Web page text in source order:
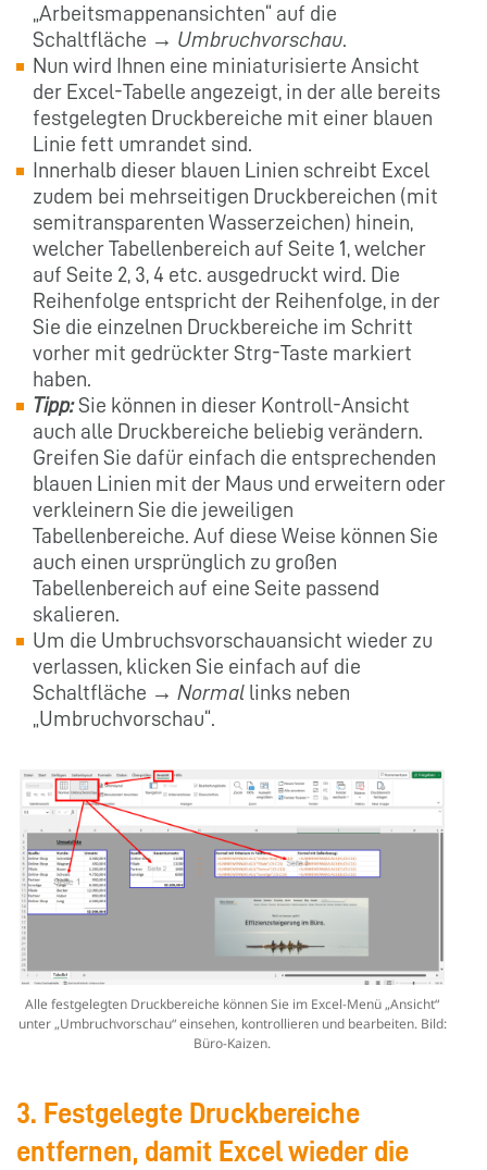
„Arbeitsmappenansichten“ auf die
Schaltfläche → Umbruchvorschau.
Nun wird Ihnen eine miniaturisierte Ansicht
der Excel-Tabelle angezeigt, in der alle bereits
festgelegten Druckbereiche mit einer blauen
Linie fett umrandet sind.
Innerhalb dieser blauen Linien schreibt Excel
zudem bei mehrseitigen Druckbereichen (mit
semitransparenten Wasserzeichen) hinein,
welcher Tabellenbereich auf Seite 1, welcher
auf Seite 2, 3, 4 etc. ausgedruckt wird. Die
Reihenfolge entspricht der Reihenfolge, in der
Sie die einzelnen Druckbereiche im Schritt
vorher mit gedrückter Strg-Taste markiert
haben.
Tipp:Sie können in dieser Kontroll-Ansicht
auch alle Druckbereiche beliebig verändern.
Greifen Sie dafür einfach die entsprechenden
blauen Linien mit der Maus und erweitern oder
verkleinern Sie die jeweiligen
Tabellenbereiche. Auf diese Weise können Sie
auch einen ursprünglich zu großen
Tabellenbereich auf eine Seite passend
skalieren.
Um die Umbruchsvorschauansicht wieder zu
verlassen, klicken Sie einfach auf die
Schaltfläche → Normal links neben
„Umbruchvorschau“.
Alle festgelegten Druckbereiche können Sie im Excel-Menü „Ansicht“
unter „Umbruchvorschau“ einsehen, kontrollieren und bearbeiten. Bild:
Büro-Kaizen.
3. Festgelegte Druckbereiche
entfernen, damit Excel wieder die